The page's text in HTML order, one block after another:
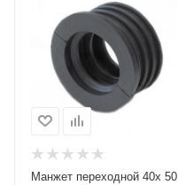
Манжет переходной 40х 50